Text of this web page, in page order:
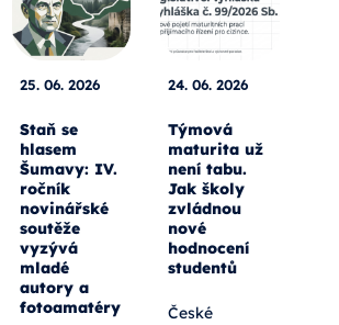
25. 06. 2026
Staň se
hlasem
Šumavy: IV.
ročník
novinářské
soutěže
vyzývá
mladé
autory a
fotoamatéry
24. 06. 2026
Týmová
maturita už
není tabu.
Jak školy
zvládnou
nové
hodnocení
studentů
České